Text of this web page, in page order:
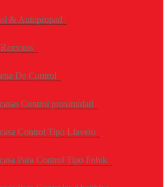
& Autopropad
De Control
Control proximidad
Control Tipo Llavero
Para Control Tipo Fobik